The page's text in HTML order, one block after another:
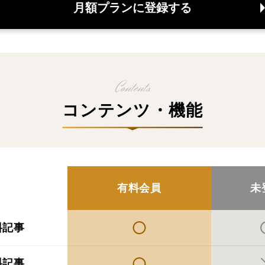
月額プランに登録する
コンテンツ・機能
有料会員 未
記事